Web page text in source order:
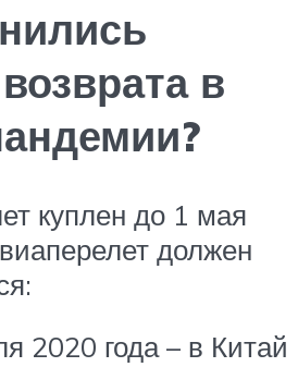
в
куплен до 1 мая
должен
2020 года – в Китай